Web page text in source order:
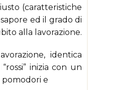
(caratteristiche
ed il grado di
alla lavorazione.
identica
inizia con un
pomodori e